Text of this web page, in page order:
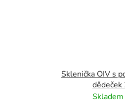
Sklenička OIV s
Skladem